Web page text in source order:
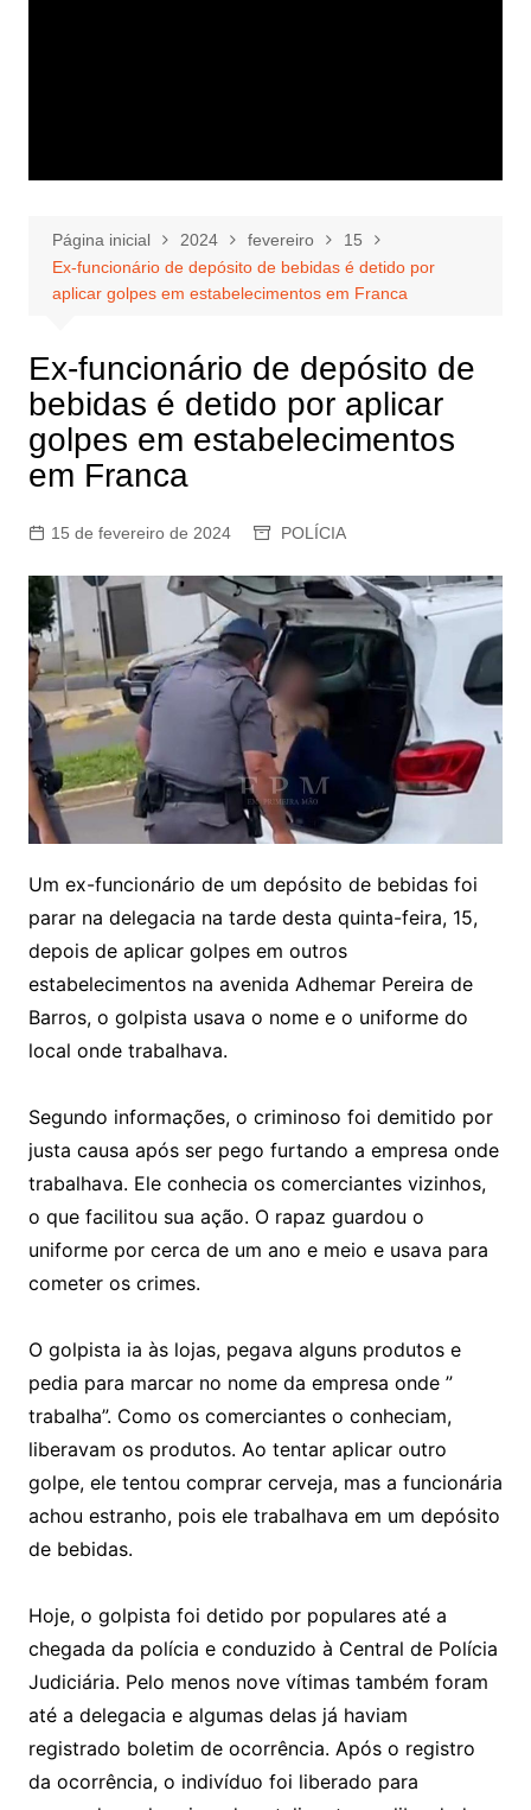
Página inicial 2024 fevereiro
15
Ex-funcionário de depósito de bebidas é detido por
aplicar golpes em estabelecimentos em Franca
Ex-funcionário de depósito de
bebidas é detido por aplicar
golpes em estabelecimentos
em Franca
15 de fevereiro de 2024 POLÍCIA
Um ex-funcionário de um depósito de bebidas foi
parar na delegacia na tarde desta quinta-feira, 15,
depois de aplicar golpes em outros
estabelecimentos na avenida Adhemar Pereira de
Barros, o golpista usava o nome e o uniforme do
local onde trabalhava.
Segundo informações, o criminoso foi demitido por
justa causa após ser pego furtando a empresa onde
trabalhava. Ele conhecia os comerciantes vizinhos,
o que facilitou sua ação. O rapaz guardou o
uniforme por cerca de um ano e meio e usava para
cometer os crimes.
O golpista ia às lojas, pegava alguns produtos e
pedia para marcar no nome da empresa onde ”
trabalha”. Como os comerciantes o conheciam,
liberavam os produtos. Ao tentar aplicar outro
golpe, ele tentou comprar cerveja, mas a funcionária
achou estranho, pois ele trabalhava em um depósito
de bebidas.
Hoje, o golpista foi detido por populares até a
chegada da polícia e conduzido à Central de Polícia
Judiciária. Pelo menos nove vítimas também foram
até a delegacia e algumas delas já haviam
registrado boletim de ocorrência. Após o registro
da ocorrência, o indivíduo foi liberado para